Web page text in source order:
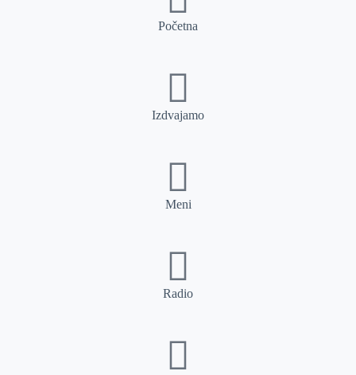
Početna
Izdvajamo
Meni
Radio